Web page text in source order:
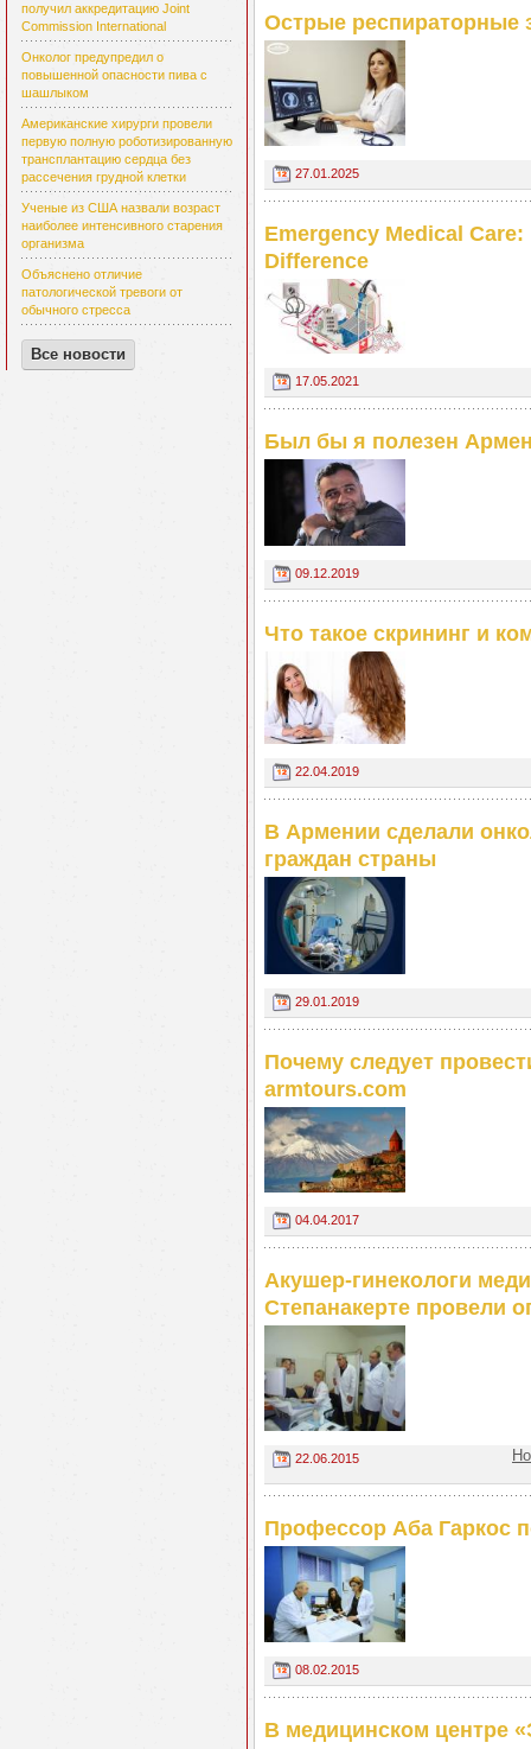
получил аккредитацию Joint
Commission International
Онколог предупредил о
повышенной опасности пива с
шашлыком
Американские хирурги провели
первую полную роботизированную
трансплантацию сердца без
рассечения грудной клетки
Ученые из США назвали возраст
наиболее интенсивного старения
организма
Объяснено отличие
патологической тревоги от
обычного стресса
Все новости
Острые респираторные
27.01.2025
Emergency Medical
Difference
17.05.2021
Был бы я полезен
09.12.2019
Что такое скрининг и
22.04.2019
В Армении cделали
граждан страны
29.01.2019
Почему следует
armtours.com
04.04.2017
Акушер-гинекологи
Степанакерте провели
22.06.2015
Профессор Аба Гаркос
08.02.2015
В медицинском центре